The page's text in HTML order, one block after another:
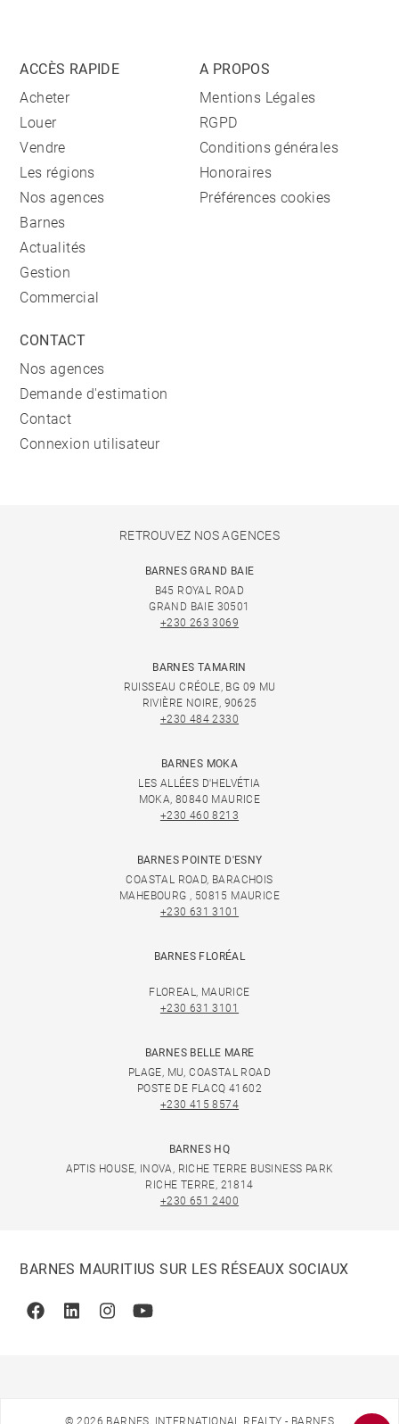
ACCÈS RAPIDE
Acheter
Louer
Vendre
Les régions
Nos agences
Barnes
Actualités
Gestion
Commercial
A PROPOS
Mentions Légales
RGPD
Conditions générales
Honoraires
Préférences cookies
CONTACT
Nos agences
Demande d'estimation
Contact
Connexion utilisateur
RETROUVEZ NOS AGENCES
BARNES GRAND BAIE
B45 ROYAL ROAD
GRAND BAIE 30501
+230 263 3069
BARNES TAMARIN
RUISSEAU CRÉOLE, BG 09 MU
RIVIÈRE NOIRE, 90625
+230 484 2330
BARNES MOKA
LES ALLÉES D'HELVÉTIA
MOKA, 80840 MAURICE
+230 460 8213
BARNES POINTE D'ESNY
COASTAL ROAD, BARACHOIS
MAHEBOURG , 50815 MAURICE
+230 631 3101
BARNES FLORÉAL
FLOREAL, MAURICE
+230 631 3101
BARNES BELLE MARE
PLAGE, MU, COASTAL ROAD
POSTE DE FLACQ 41602
+230 415 8574
BARNES HQ
APTIS HOUSE, INOVA, RICHE TERRE BUSINESS PARK
RICHE TERRE, 21814
+230 651 2400
BARNES MAURITIUS SUR LES RÉSEAUX SOCIAUX
FacebookLinkedinInstagramYoutube
© 2026 BARNES, INTERNATIONAL REALTY - BARNES